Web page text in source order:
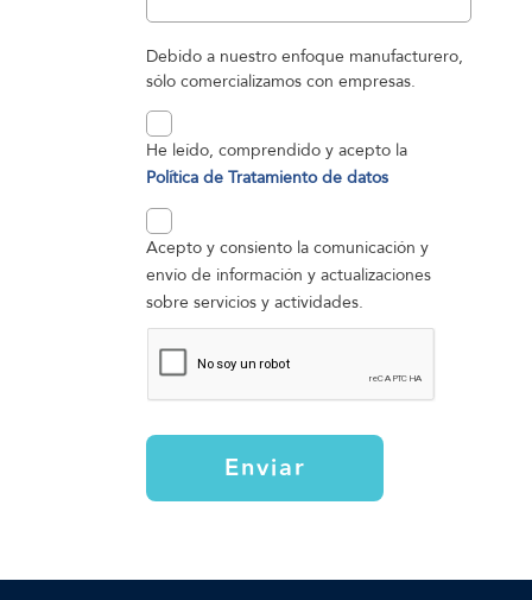
Debido a nuestro enfoque manufacturero,
sólo comercializamos con empresas.
He leído, comprendido y acepto la
Política de Tratamiento de datos
Acepto y consiento la comunicación y
envío de información y actualizaciones
sobre servicios y actividades.
Enviar